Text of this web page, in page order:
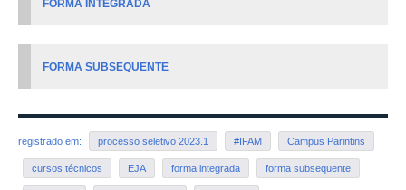
FORMA INTEGRADA
FORMA SUBSEQUENTE
registrado em: processo seletivo 2023.1 #IFAM Campus Parintins
cursos técnicos EJA forma integrada forma subsequente